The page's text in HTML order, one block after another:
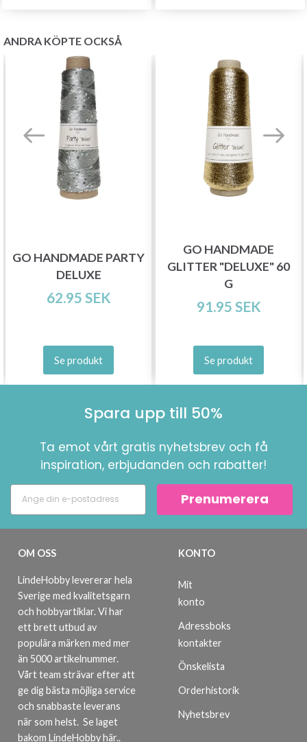
ANDRA KÖPTE OCKSÅ
GO HANDMADE PARTY
DELUXE
62.95 SEK
Se produkt
GO HANDMADE
GLITTER "DELUXE" 60
G
91.95 SEK
Se produkt
Spara upp till 50%
Ta emot vårt gratis nyhetsbrev och få
inspiration, erbjudanden och rabatter!
Prenumerera
OM OSS
LindeHobby levererar hela
Sverige med kvalitetsgarn
och hobbyartiklar. Vi har
ett brett utbud av
populära märken med mer
än 5000 artikelnummer.
Vårt team strävar efter att
ge dig bästa möjliga service
och snabbaste leverans
när som helst. Se laget
bakom LindeHobby här..
KONTO
Mit
konto
Adressboks
kontakter
Önskelista
Orderhistorik
Nyhetsbrev